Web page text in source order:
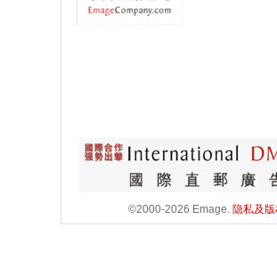
©2000-2026 Emage. 隐私及版